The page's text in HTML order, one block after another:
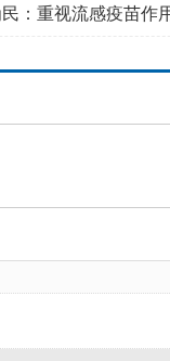
：重视流感疫苗作